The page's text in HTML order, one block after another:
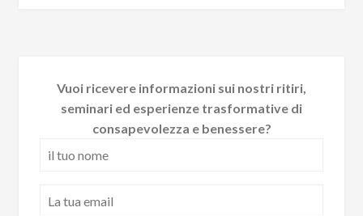
Vuoi ricevere informazioni sui nostri ritiri,
seminari ed esperienze trasformative di
consapevolezza e benessere?